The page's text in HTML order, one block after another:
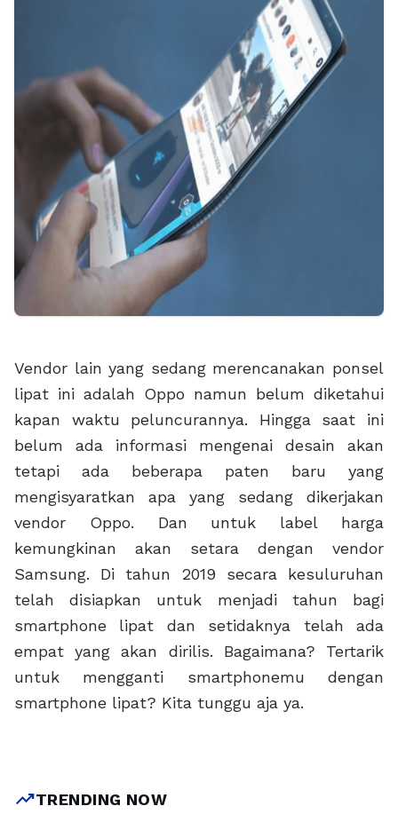
Vendor lain yang sedang merencanakan ponsel
lipat ini adalah Oppo namun belum diketahui
kapan waktu peluncurannya. Hingga saat ini
belum ada informasi mengenai desain akan
tetapi ada beberapa paten baru yang
mengisyaratkan apa yang sedang dikerjakan
vendor Oppo. Dan untuk label harga
kemungkinan akan setara dengan vendor
Samsung. Di tahun 2019 secara kesuluruhan
telah disiapkan untuk menjadi tahun bagi
smartphone lipat dan setidaknya telah ada
empat yang akan dirilis. Bagaimana? Tertarik
untuk mengganti smartphonemu dengan
smartphone lipat? Kita tunggu aja ya.
trending_upTRENDING NOW